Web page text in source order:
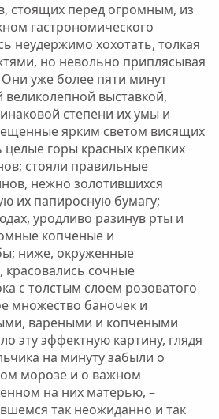
стоящих перед огромным, из
гастрономического
неудержимо хохотать, толкая
но невольно приплясывая
уже более пяти минут
великолепной выставкой,
степени их умы и
ярким светом висящих
горы красных крепких
стояли правильные
нежно золотившихся
их папиросную бумагу;
уродливо разинув рты и
копченые и
ниже, окруженные
красовались сочные
с толстым слоем розоватого
множество баночек и
вареными и копчеными
эту эффектную картину, глядя
на минуту забыли о
морозе и о важном
на них матерью, –
так неожиданно и так